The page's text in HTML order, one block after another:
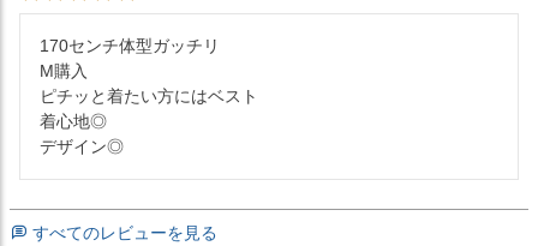
170センチ体型ガッチリ
M購入
ピチッと着たい方にはベスト
着心地◎
すべてのレビューを見る